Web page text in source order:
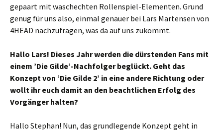
gepaart mit waschechten Rollenspiel-Elementen. Grund
genug für uns also, einmal genauer bei Lars Martensen von
4HEAD nachzufragen, was da auf uns zukommt.
Hallo Lars! Dieses Jahr werden die dürstenden Fans mit
einem ’Die Gilde’-Nachfolger beglückt. Geht das
Konzept von ’Die Gilde 2’ in eine andere Richtung oder
wollt ihr euch damit an den beachtlichen Erfolg des
Vorgänger halten?
Hallo Stephan! Nun, das grundlegende Konzept geht in